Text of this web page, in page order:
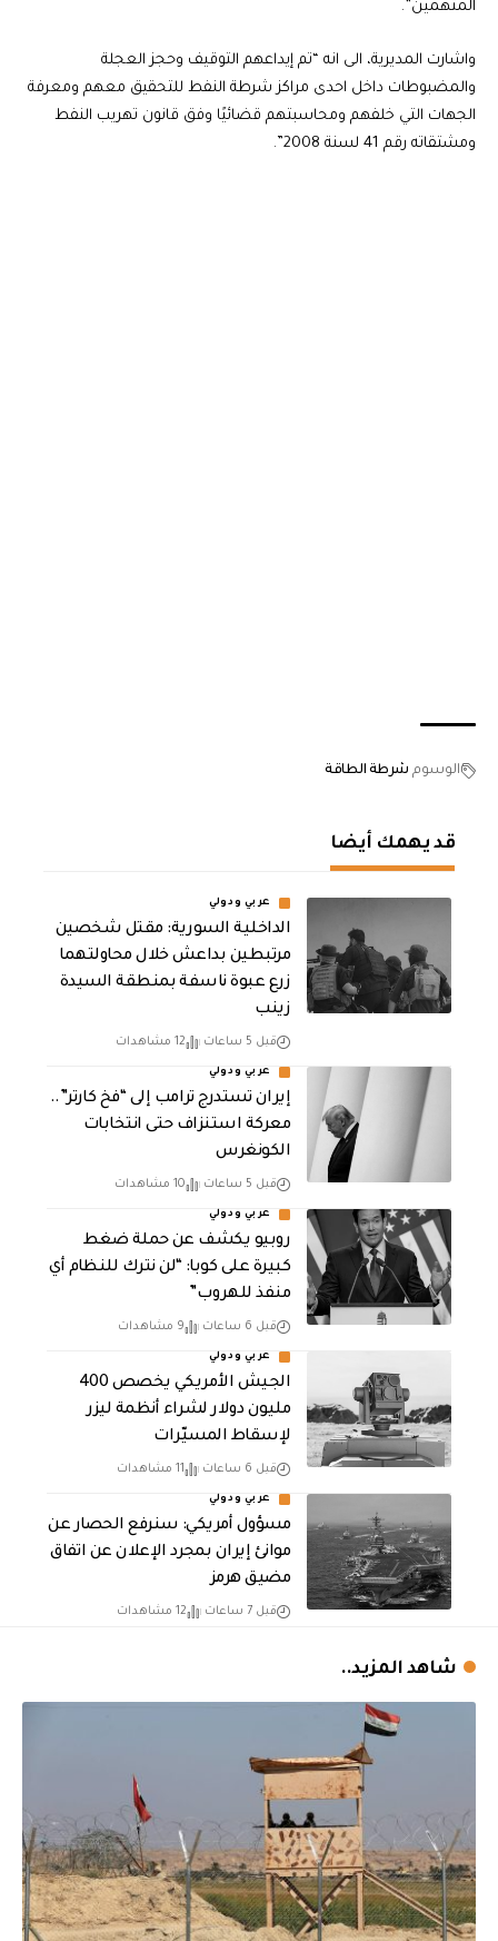
المتهمين”.
واشارت المديرية، الى انه “تم إيداعهم التوقيف وحجز العجلة
والمضبوطات داخل احدى مراكز شرطة النفط للتحقيق معهم ومعرفة
الجهات التي خلفهم ومحاسبتهم قضائيًا وفق قانون تهريب النفط
ومشتقاته رقم 41 لسنة 2008”.
الوسوم شرطة الطاقة
قد يهمك أيضا
عربي ودولي
الداخلية السورية: مقتل شخصين
مرتبطين بداعش خلال محاولتهما
زرع عبوة ناسفة بمنطقة السيدة
زينب
قبل 5 ساعات 12 مشاهدات
عربي ودولي
إيران تستدرج ترامب إلى “فخ كارتر”..
معركة استنزاف حتى انتخابات
الكونغرس
قبل 5 ساعات 10 مشاهدات
عربي ودولي
روبيو يكشف عن حملة ضغط
كبيرة على كوبا: “لن نترك للنظام أي
منفذ للهروب”
قبل 6 ساعات 9 مشاهدات
عربي ودولي
الجيش الأمريكي يخصص 400
مليون دولار لشراء أنظمة ليزر
لإسقاط المسيّرات
قبل 6 ساعات 11 مشاهدات
عربي ودولي
مسؤول أمريكي: سنرفع الحصار عن
موانئ إيران بمجرد الإعلان عن اتفاق
مضيق هرمز
قبل 7 ساعات 12 مشاهدات
شاهد المزيد..